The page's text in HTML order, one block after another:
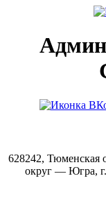
628242, Тюменская
округ — Югра,